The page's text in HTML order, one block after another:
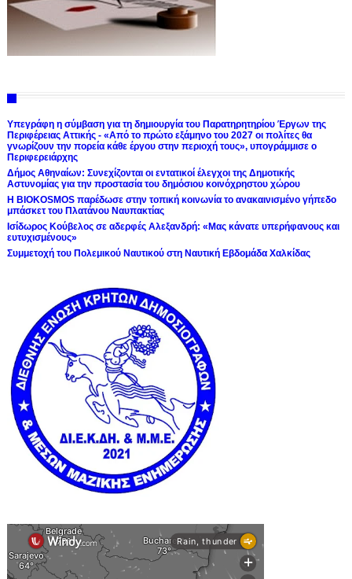
Υπεγράφη η σύμβαση για τη δημιουργία του Παρατηρητηρίου Έργων της
Περιφέρειας Αττικής - «Από το πρώτο εξάμηνο του 2027 οι πολίτες θα
γνωρίζουν την πορεία κάθε έργου στην περιοχή τους», υπογράμμισε ο
Περιφερειάρχης
Δήμος Αθηναίων: Συνεχίζονται οι εντατικοί έλεγχοι της Δημοτικής
Αστυνομίας για την προστασία του δημόσιου κοινόχρηστου χώρου
Η BIOKOSMOS παρέδωσε στην τοπική κοινωνία το ανακαινισμένο γήπεδο
μπάσκετ του Πλατάνου Ναυπακτίας
Ισίδωρος Κούβελος σε αδερφές Αλεξανδρή: «Μας κάνατε υπερήφανους και
ευτυχισμένους»
Συμμετοχή του Πολεμικού Ναυτικού στη Ναυτική Εβδομάδα Χαλκίδας